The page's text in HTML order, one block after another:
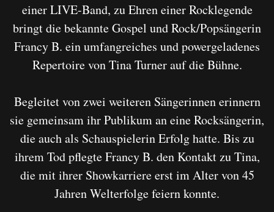
einer LIVE-Band, zu Ehren einer Rocklegende
bringt die bekannte Gospel und Rock/Popsängerin
Francy B. ein umfangreiches und powergeladenes
Repertoire von Tina Turner auf die Bühne.
Begleitet von zwei weiteren Sängerinnen erinnern
sie gemeinsam ihr Publikum an eine Rocksängerin,
die auch als Schauspielerin Erfolg hatte. Bis zu
ihrem Tod pflegte Francy B. den Kontakt zu Tina,
die mit ihrer Showkarriere erst im Alter von 45
Jahren Welterfolge feiern konnte.